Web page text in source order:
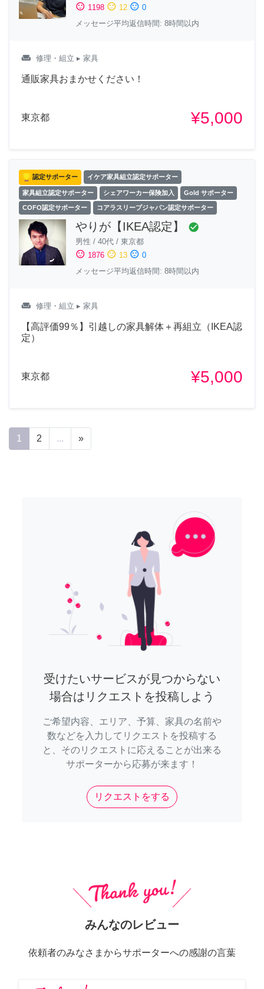
sentiment_satisfied 1198 sentiment_neutral 12 sentiment_dissatisfied 0
メッセージ平均返信時間: 8時間以内
weekend 修理・組立 ▸ 家具
通販家具おまかせください！
東京都 ¥5,000
認定サポーター イケア家具組立認定サポーター
家具組立認定サポーター シェアワーカー保険加入 Gold サポーター
COFO認定サポーター コアラスリープジャパン認定サポーター
やりが【IKEA認定】 check_circle
男性 / 40代 / 東京都
sentiment_satisfied 1876 sentiment_neutral 13 sentiment_dissatisfied 0
メッセージ平均返信時間: 8時間以内
weekend 修理・組立 ▸ 家具
【高評価99％】引越しの家具解体＋再組立（IKEA認
定）
東京都 ¥5,000
1 2 ... »
受けたいサービスが見つからない
場合はリクエストを投稿しよう
ご希望内容、エリア、予算、家具の名前や
数などを入力してリクエストを投稿する
と、そのリクエストに応えることが出来る
サポーターから応募が来ます！
リクエストをする
みんなのレビュー
依頼者のみなさまからサポーターへの感謝の言葉